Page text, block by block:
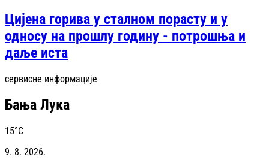
Цијена горива у сталном порасту и у
односу на прошлу годину - потрошња и
даље иста
сервисне информације
Бања Лука
15°C
9. 8. 2026.